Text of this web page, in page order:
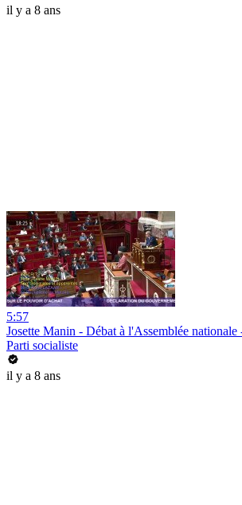
il y a 8 ans
5:57
Josette Manin - Débat à l'Assemblée nationale
Parti socialiste
il y a 8 ans